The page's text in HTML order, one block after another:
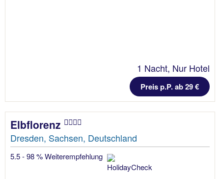
1 Nacht, Nur Hotel
Preis p.P. ab 29 €
Elbflorenz
Dresden, Sachsen, Deutschland
5.5 - 98 % Weiterempfehlung